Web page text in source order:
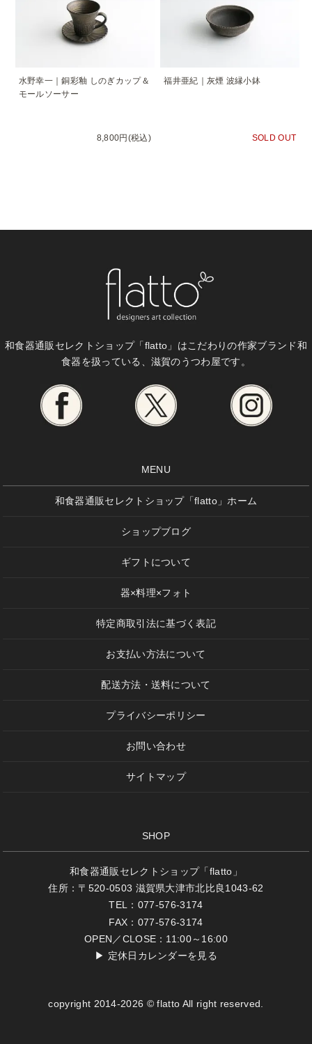
水野幸一｜銅彩釉 しのぎカップ＆
モールソーサー
8,800円(税込)
福井亜紀｜灰煙 波縁小鉢
SOLD OUT
和食器通販セレクトショップ「flatto」はこだわりの作家ブランド和
食器を扱っている、滋賀のうつわ屋です。
MENU
和食器通販セレクトショップ「flatto」ホーム
ショップブログ
ギフトについて
器×料理×フォト
特定商取引法に基づく表記
お支払い方法について
配送方法・送料について
プライバシーポリシー
お問い合わせ
サイトマップ
SHOP
和食器通販セレクトショップ「flatto」
住所：〒520-0503 滋賀県大津市北比良1043-62
TEL：077-576-3174
FAX：077-576-3174
OPEN／CLOSE：11:00～16:00
▶ 定休日カレンダーを見る
copyright 2014-2026 © flatto All right reserved.